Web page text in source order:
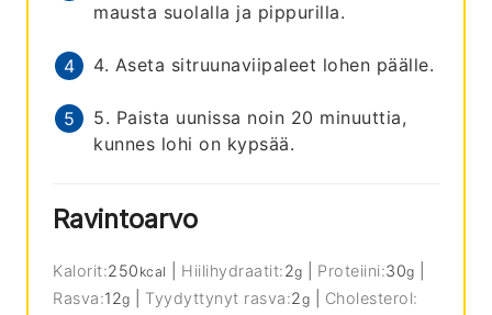
mausta suolalla ja pippurilla.
4. Aseta sitruunaviipaleet lohen päälle.
5. Paista uunissa noin 20 minuuttia,
kunnes lohi on kypsää.
Ravintoarvo
Kalorit:250 kcal Hiilihydraatit:2g Proteiini:30g
Rasva:12g Tyydyttynyt rasva:2g
Cholesterol: